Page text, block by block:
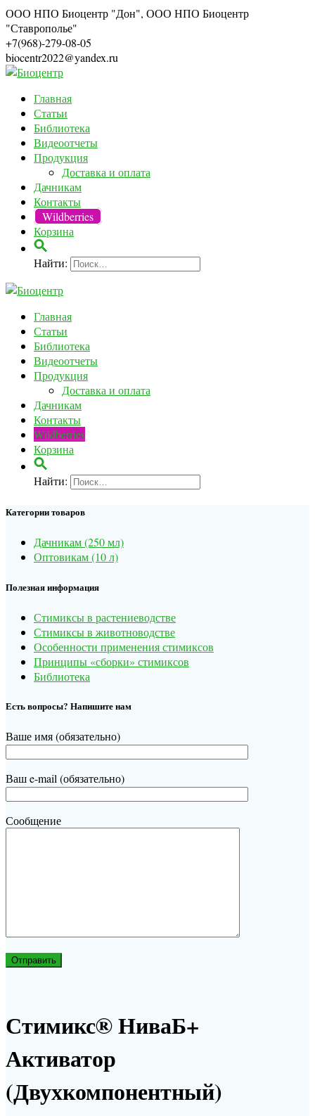
ООО НПО Биоцентр "Дон", ООО НПО Биоцентр
"Ставрополье"
+7(968)-279-08-05
biocentr2022@yandex.ru
Главная
Статьи
Библиотека
Видеоотчеты
Продукция
Доставка и оплата
Дачникам
Контакты
Wildberries
Корзина
Найти:
Главная
Статьи
Библиотека
Видеоотчеты
Продукция
Доставка и оплата
Дачникам
Контакты
Wildberries
Корзина
Найти:
Категории товаров
Дачникам (250 мл)
Оптовикам (10 л)
Полезная информация
Стимиксы в растениеводстве
Стимиксы в животноводстве
Особенности применения стимиксов
Принципы «сборки» стимиксов
Библиотека
Есть вопросы? Напишите нам
Ваше имя (обязательно)
Ваш e-mail (обязательно)
Сообщение
Стимикс® НиваБ+
Активатор
(Двухкомпонентный)